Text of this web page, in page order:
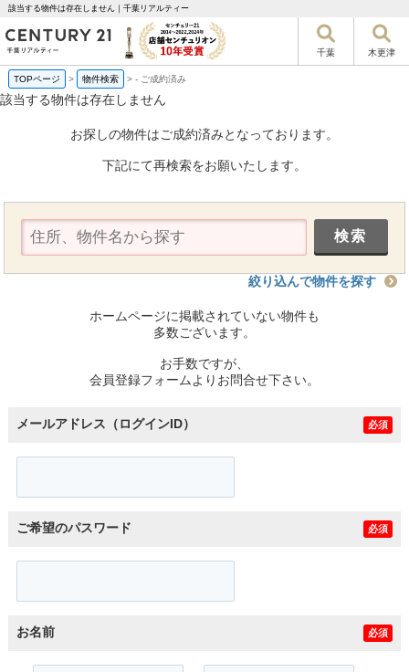
該当する物件は存在しません｜千葉リアルティー
千葉 木更津
TOPページ > 物件検索 >- ご成約済み
該当する物件は存在しません
お探しの物件はご成約済みとなっております。
下記にて再検索をお願いたします。
絞り込んで物件を探す
ホームページに掲載されていない物件も
多数ございます。
お手数ですが、
会員登録フォームよりお問合せ下さい。
メールアドレス（ログインID） 必須
ご希望のパスワード 必須
お名前 必須